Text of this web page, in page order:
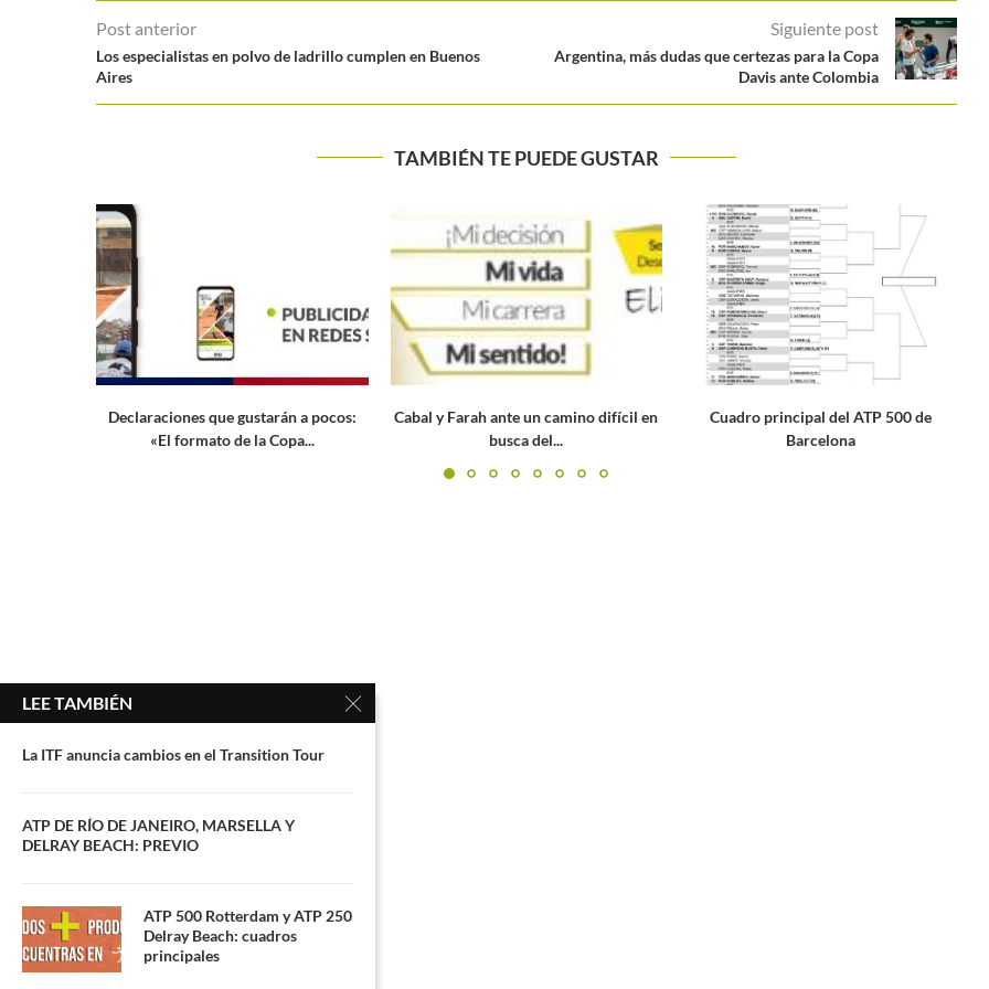
Post anterior
Los especialistas en polvo de ladrillo cumplen en Buenos
Aires
Siguiente post
Argentina, más dudas que certezas para la Copa
Davis ante Colombia
TAMBIÉN TE PUEDE GUSTAR
Cabal y Farah ante un camino difícil en
busca del...
Cuadro principal del ATP 500 de
Barcelona
El polémico mensaje de tenista
tras el título de...
LEE TAMBIÉN
La ITF anuncia cambios en el Transition Tour
ATP DE RÍO DE JANEIRO, MARSELLA Y
DELRAY BEACH: PREVIO
ATP 500 Rotterdam y ATP 250
Delray Beach: cuadros
principales